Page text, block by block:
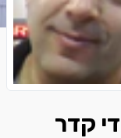
קדר